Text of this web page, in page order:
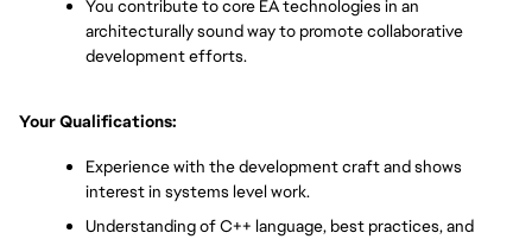
You contribute to core EA technologies in an
architecturally sound way to promote collaborative
development efforts.
Your Qualifications:
Experience with the development craft and shows
interest in systems level work.
Understanding of C++ language, best practices, and